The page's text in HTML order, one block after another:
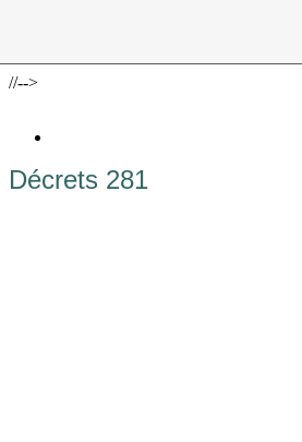
//-->
Décrets 281